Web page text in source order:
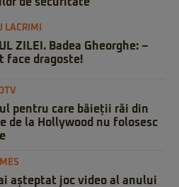
LACRIMI
ZILEI. Badea Gheorghe: –
face dragoste!
pentru care băieții răi din
de la Hollywood nu folosesc
așteptat joc video al anului